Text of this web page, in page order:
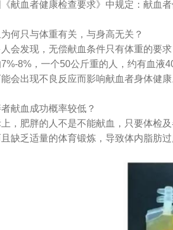
血者健康检查要求》中规定：献血者
只与体重有关，与身高无关？
发现，无偿献血条件只有体重的要求
8%，一个50公斤重的人，约有血液
会出现不良反应而影响献血者身体健康
血成功概率较低？
肥胖的人不是不能献血，只要体检及
缺乏适量的体育锻炼，导致体内脂肪